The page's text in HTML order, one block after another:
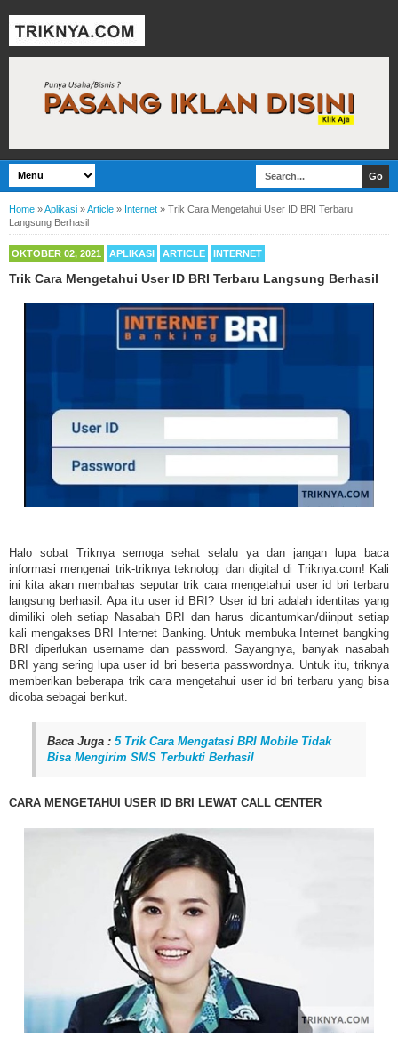
Home »Aplikasi »Article » Internet » Trik Cara Mengetahui User ID BRI Terbaru
Langsung Berhasil
OKTOBER 02, 2021 APLIKASI ARTICLE INTERNET
Trik Cara Mengetahui User ID BRI Terbaru Langsung Berhasil
Halo sobat Triknya semoga sehat selalu ya dan jangan lupa baca
informasi mengenai trik-triknya teknologi dan digital di Triknya.com! Kali
ini kita akan membahas seputar trik cara mengetahui user id bri terbaru
langsung berhasil. Apa itu user id BRI? User id bri adalah identitas yang
dimiliki oleh setiap Nasabah BRI dan harus dicantumkan/diinput setiap
kali mengakses BRI Internet Banking. Untuk membuka Internet bangking
BRI diperlukan username dan password. Sayangnya, banyak nasabah
BRI yang sering lupa user id bri beserta passwordnya. Untuk itu, triknya
memberikan beberapa trik cara mengetahui user id bri terbaru yang bisa
dicoba sebagai berikut.
Baca Juga : 5 Trik Cara Mengatasi BRI Mobile Tidak
Bisa Mengirim SMS Terbukti Berhasil
CARA MENGETAHUI USER ID BRI LEWAT CALL CENTER